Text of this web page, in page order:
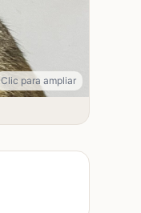
Clic para ampliar